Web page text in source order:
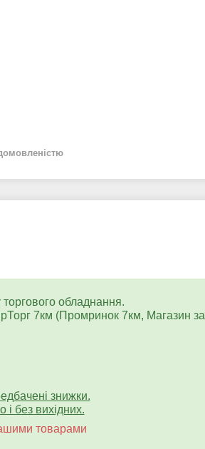
обладнання.
7км (Промринок 7км, Магазин за
знижки.
без вихідних.
товарами